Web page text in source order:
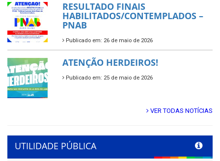
RESULTADO FINAIS
HABILITADOS/CONTEMPLADOS –
PNAB
Publicado em: 26 de maio de 2026
ATENÇÃO HERDEIROS!
Publicado em: 25 de maio de 2026
VER TODAS NOTÍCIAS
UTILIDADE PÚBLICA